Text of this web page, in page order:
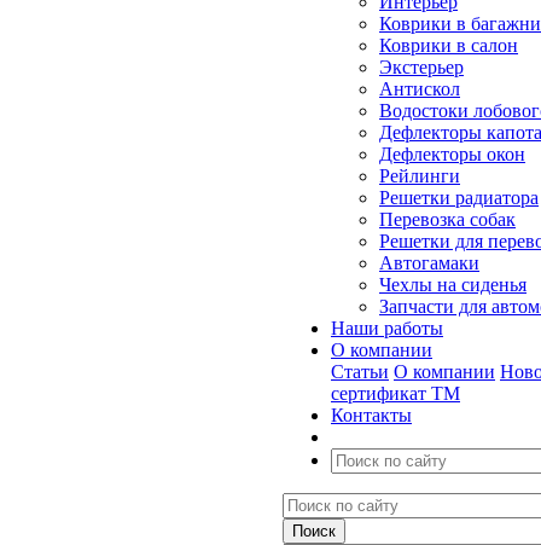
Коврики в
Коврики в салон
Экстерьер
Антискол
Водостоки
Дефлекторы капота
Дефлекторы окон
Рейлинги
Решетки радиатора
Перевозка собак
Решетки для
Автогамаки
Чехлы на сиденья
Запчасти для
Наши работы
О компании
Статьи О компании
сертификат ТМ
Контакты